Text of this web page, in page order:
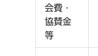
会費・
協賛金
等